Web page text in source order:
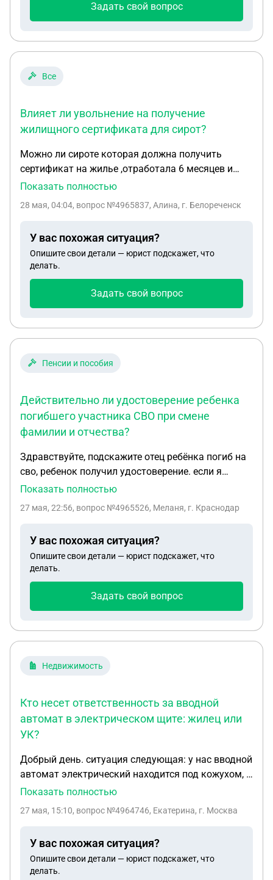
Задать свой вопрос
Все
Влияет ли увольнение на получение
жилищного сертификата для сирот?
Можно ли сироте которая должна получить
сертификат на жилье ,отработала 6 месяцев и
уволилась перерыв в работе пока она не
6 месяцев (например по состоянию здоровья) и
Показать полностью
28 мая, 04:04, вопрос №4965837, Алина, г. Белореченск
У вас похожая ситуация?
Опишите свои детали — юрист подскажет, что
делать.
Задать свой вопрос
Пенсии и пособия
Действительно ли удостоверение ребенка
погибшего участника СВО при смене
фамилии и отчества?
Здравствуйте, подскажите отец ребёнка погиб на
сво, ребенок получил удостоверение. если я
сейчас выйду замуж и поменяю фамилию и
действительным? И будет ли ребенок продолжать
Показать полностью
27 мая, 22:56, вопрос №4965526, Меланя, г. Краснодар
У вас похожая ситуация?
Опишите свои детали — юрист подскажет, что
делать.
Задать свой вопрос
Недвижимость
Кто несет ответственность за вводной
автомат в электрическом щите: жилец или
УК?
Добрый день. ситуация следующая: у нас вводной
автомат электрический находится под кожухом, к
которому электрики не притрагиваются, т.к.
право туда вторгаться или они должны дать
декабря в 17:30 и нам до 3 января УК никого не
присылали пока мы не обратились в управу.
соответственно все эти дни мы сидели без света.
Показать полностью
27 мая, 15:10, вопрос №4964746, Екатерина, г. Москва
У вас похожая ситуация?
Опишите свои детали — юрист подскажет, что
делать.